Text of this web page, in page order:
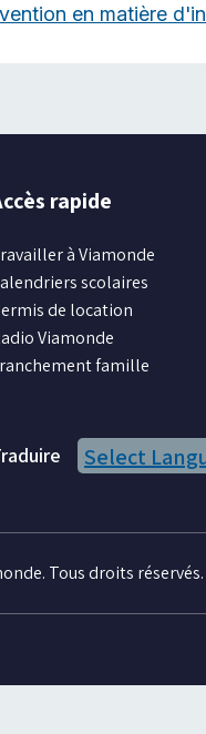
en matière
rapide
à Viamonde
scolaires
de location
Viamonde
famille
Select
Tous droits réservés.